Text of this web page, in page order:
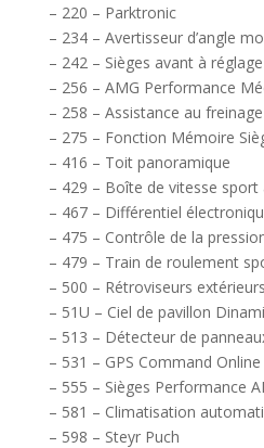
– 220 – Parktronic
– 234 – Avertisseur d’angle
– 242 – Sièges avant à
– 256 – AMG Performance
– 258 – Assistance au freinage
– 275 – Fonction Mémoire
– 416 – Toit panoramique
– 429 – Boîte de vitesse
– 467 – Différentiel
– 475 – Contrôle de la
– 479 – Train de roulement
– 500 – Rétroviseurs
– 51U – Ciel de pavillon
– 513 – Détecteur de
– 531 – GPS Command Online
– 555 – Sièges Performance
– 581 – Climatisation
– 598 – Steyr Puch